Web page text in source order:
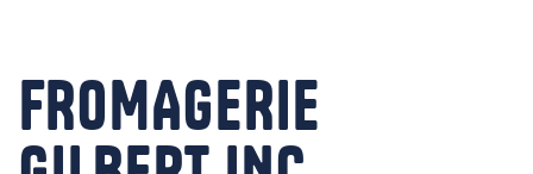
FROMAGERIE